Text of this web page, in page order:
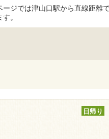
ジでは津山口駅から直線距離
。
日帰り